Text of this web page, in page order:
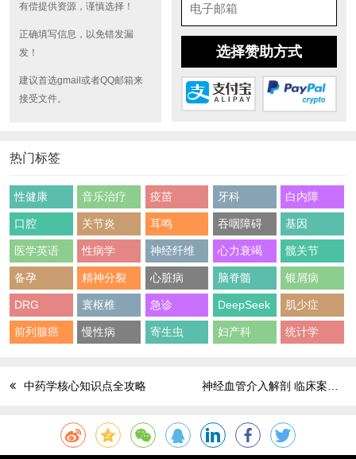
有偿提供资源，谨慎选择！
正确填写信息，以免错发漏
发！
建议首选gmail或者QQ邮箱来
接受文件。
选择赞助方式
热门标签
性健康 音乐治疗 疫苗 牙科 白内障
口腔 关节炎 耳鸣 吞咽障碍 基因
医学英语 性病学 神经纤维 心力衰竭 髋关节
备孕 精神分裂 心脏病 脑脊髓 银屑病
DRG 寰枢椎 急诊 DeepSeek 肌少症
前列腺癌 慢性病 寄生虫 妇产科 统计学
中药学核心知识点全攻略